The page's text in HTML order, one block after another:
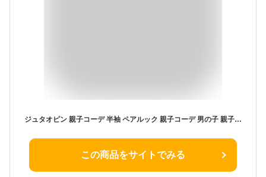
ジュタオピン 親子コーデ 半袖 ペアルック 親子コーデ 男の子 親子 ペアルック tシャツ ペアルックス tシャツ おそろい 子供 お揃い 服 親子おそろい服 夏 お揃い tシャツ 夏 親子ペアルック 赤ちゃん ブランド 親子お揃いコーデ 赤ちゃん ベビー親子 お揃い服 ルームウエア 親子ペア 男の子 夏 親子のお揃い 家族コーデ ベビー 赤ちゃん FBA-mka6922-K-80
この商品をサイトでみる